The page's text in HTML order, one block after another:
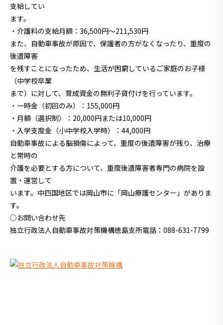
支給してい
ます。
・介護料の支給月額：36,500円～211,530円
また、自動車事故が原因で、保護者の方がなくなったり、重度の
後遺障害
を残すことになったため、生活が困窮しているご家庭のお子様
（中学校卒業
まで）に対して、育成資金の無利子貸付けを行っています。
・一時金（初回のみ）：155,000円
・月額（選択制）：20,000円または10,000円
・入学支度金（小中学校入学時）：44,000円
自動車事故による脳損傷によって、重度の後遺障害が残り、治療
と常時の
介護を必要とする方について、重度後遺障害者専門の病院を設
置・運営して
います。中四国地区では岡山市に「岡山療護センター」がありま
す。
○お問い合わせ先
独立行政法人自動車事故対策機構徳島支所電話：088-631-7799